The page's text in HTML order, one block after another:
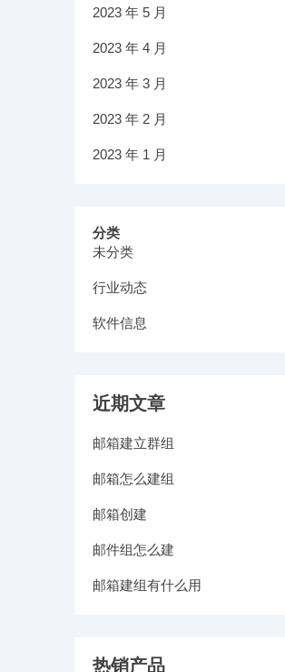
2023 年 5 月
2023 年 4 月
2023 年 3 月
2023 年 2 月
2023 年 1 月
分类
未分类
行业动态
软件信息
近期文章
邮箱建立群组
邮箱怎么建组
邮箱创建
邮件组怎么建
邮箱建组有什么用
热销产品